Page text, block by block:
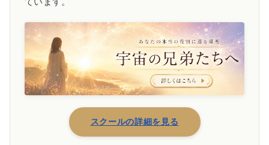
スクールの詳細を見る